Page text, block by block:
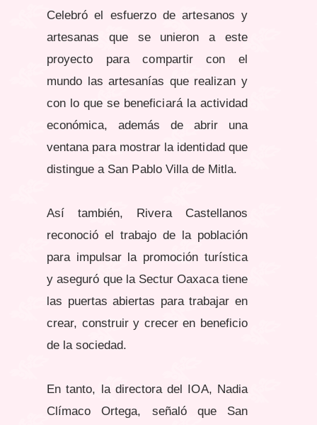
Celebró el esfuerzo de artesanos y
artesanas que se unieron a este
proyecto para compartir con el
mundo las artesanías que realizan y
con lo que se beneficiará la actividad
económica, además de abrir una
ventana para mostrar la identidad que
distingue a San Pablo Villa de Mitla.
Así también, Rivera Castellanos
reconoció el trabajo de la población
para impulsar la promoción turística
y aseguró que la Sectur Oaxaca tiene
las puertas abiertas para trabajar en
crear, construir y crecer en beneficio
de la sociedad.
En tanto, la directora del IOA, Nadia
Clímaco Ortega, señaló que San